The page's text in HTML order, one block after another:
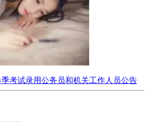
季考试录用公务员和机关工作人员公告